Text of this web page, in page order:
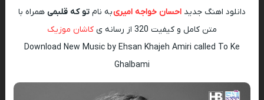
دانلود اهنگ جدید احسان خواجه امیریبه نام تو که قلبمی همراه با
متن کامل و کیفیت 320 از رسانه ی
کاشان موزیک
Download New Music by Ehsan Khajeh Amiri called To Ke
Ghalbami